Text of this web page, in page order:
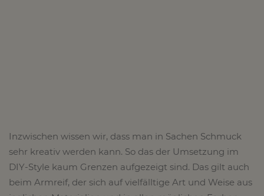
Inzwischen wissen wir, dass man in Sachen Schmuck
sehr kreativ werden kann. So das der Umsetzung im
DIY-Style kaum Grenzen aufgezeigt sind. Das gilt auch
beim Armreif, der sich auf vielfälltige Art und Weise aus